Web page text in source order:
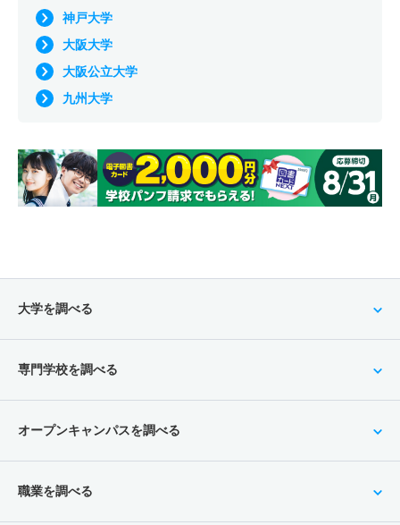
神戸大学
大阪大学
大阪公立大学
九州大学
大学を調べる
専門学校を調べる
オープンキャンパスを調べる
職業を調べる